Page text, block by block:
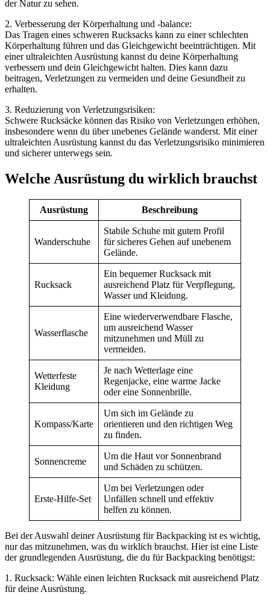
der Natur zu sehen.
2. Verbesserung der Körperhaltung und -balance:
Das Tragen eines schweren Rucksacks kann zu einer schlechten
Körperhaltung führen und das Gleichgewicht beeinträchtigen. Mit
einer ultraleichten Ausrüstung kannst du deine Körperhaltung
verbessern und dein Gleichgewicht halten. Dies kann dazu
beitragen, Verletzungen zu vermeiden und deine Gesundheit zu
erhalten.
3. Reduzierung von Verletzungsrisiken:
Schwere Rucksäcke können das Risiko von Verletzungen erhöhen,
insbesondere wenn du über unebenes Gelände wanderst. Mit einer
ultraleichten Ausrüstung kannst du das Verletzungsrisiko minimieren
und sicherer unterwegs sein.
Welche Ausrüstung du wirklich brauchst
Ausrüstung Beschreibung
Wanderschuhe
Stabile Schuhe mit gutem Profil
für sicheres Gehen auf unebenem
Gelände.
Rucksack
Ein bequemer Rucksack mit
ausreichend Platz für Verpflegung,
Wasser und Kleidung.
Wasserflasche
Eine wiederverwendbare Flasche,
um ausreichend Wasser
mitzunehmen und Müll zu
vermeiden.
Wetterfeste
Kleidung
Je nach Wetterlage eine
Regenjacke, eine warme Jacke
oder eine Sonnenbrille.
Kompass/Karte
Um sich im Gelände zu
orientieren und den richtigen Weg
zu finden.
Sonnencreme
Um die Haut vor Sonnenbrand
und Schäden zu schützen.
Erste-Hilfe-Set
Um bei Verletzungen oder
Unfällen schnell und effektiv
helfen zu können.
Bei der Auswahl deiner Ausrüstung für Backpacking ist es wichtig,
nur das mitzunehmen, was du wirklich brauchst. Hier ist eine Liste
der grundlegenden Ausrüstung, die du für Backpacking benötigst:
1. Rucksack: Wähle einen leichten Rucksack mit ausreichend Platz
für deine Ausrüstung.